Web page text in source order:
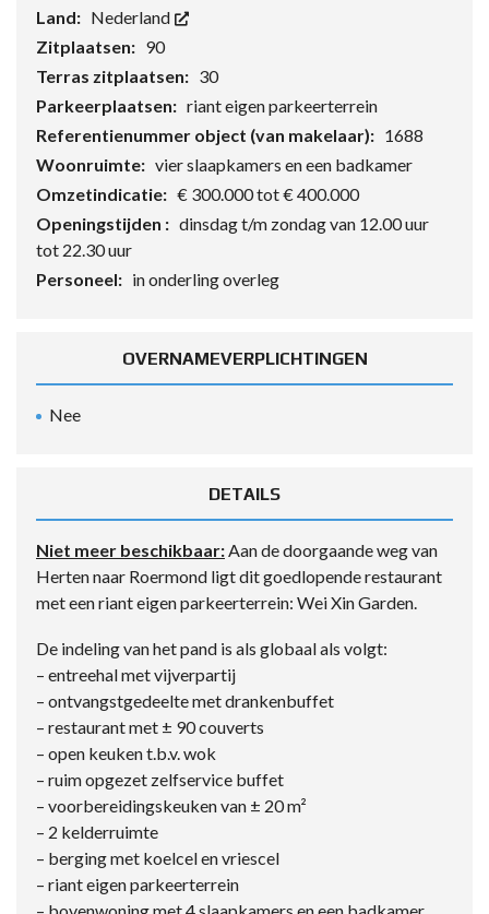
Land: Nederland
Zitplaatsen: 90
Terras zitplaatsen: 30
Parkeerplaatsen: riant eigen parkeerterrein
Referentienummer object (van makelaar): 1688
Woonruimte: vier slaapkamers en een badkamer
Omzetindicatie: € 300.000 tot € 400.000
Openingstijden : dinsdag t/m zondag van 12.00 uur
tot 22.30 uur
Personeel: in onderling overleg
OVERNAMEVERPLICHTINGEN
Nee
DETAILS
Niet meer beschikbaar:Aan de doorgaande weg van
Herten naar Roermond ligt dit goedlopende restaurant
met een riant eigen parkeerterrein: Wei Xin Garden.
De indeling van het pand is als globaal als volgt:
– entreehal met vijverpartij
– ontvangstgedeelte met drankenbuffet
– restaurant met ± 90 couverts
– open keuken t.b.v. wok
– ruim opgezet zelfservice buffet
– voorbereidingskeuken van ± 20 m²
– 2 kelderruimte
– berging met koelcel en vriescel
– riant eigen parkeerterrein